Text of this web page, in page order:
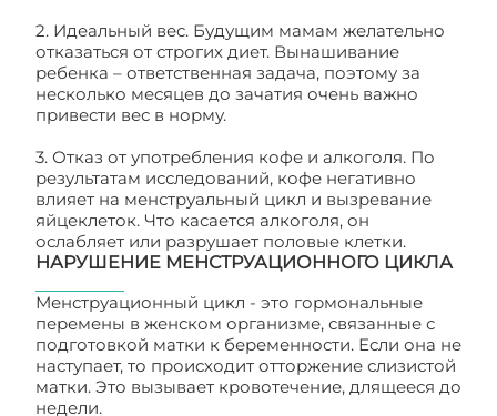
2. Идеальный вес. Будущим мамам желательно
отказаться от строгих диет. Вынашивание
ребенка – ответственная задача, поэтому за
несколько месяцев до зачатия очень важно
привести вес в норму.
3. Отказ от употребления кофе и алкоголя. По
результатам исследований, кофе негативно
влияет на менструальный цикл и вызревание
яйцеклеток. Что касается алкоголя, он
ослабляет или разрушает половые клетки.
НАРУШЕНИЕ МЕНСТРУАЦИОННОГО ЦИКЛА
Менструационный цикл - это гормональные
перемены в женском организме, связанные с
подготовкой матки к беременности. Если она не
наступает, то происходит отторжение слизистой
матки. Это вызывает кровотечение, длящееся до
недели.